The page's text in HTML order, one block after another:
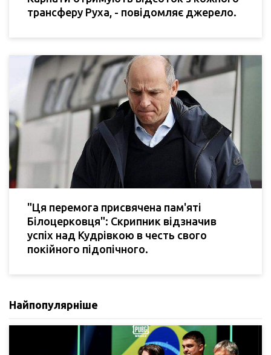
трансферу Руха, - повідомляє джерело.
"Ця перемога присвячена пам'яті
Білоцерковця": Скрипник відзначив
успіх над Кудрівкою в честь свого
покійного підопічного.
Найпопулярніше